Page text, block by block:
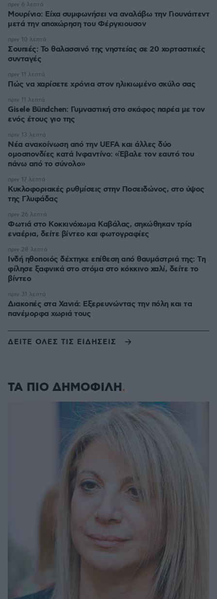
Μουρίνιο: Είχα συμφωνήσει να αναλάβω την Γιουνάιτεντ
μετά την αποχώρηση του Φέργκιουσον
πριν 6 λεπτά
Σουπιές: Το θαλασσινό της νηστείας σε 20 χορταστικές
συνταγές
πριν 10 λεπτά
Πώς να χαρίσετε χρόνια στον ηλικιωμένο σκύλο σας
πριν 11 λεπτά
Gisele Bündchen: Γυμναστική στο σκάφος παρέα με τον
ενός έτους γιο της
πριν 11 λεπτά
Νέα ανακοίνωση από την UEFA και άλλες δύο
ομοσπονδίες κατά Ινφαντίνο: «Έβαλε τον εαυτό του
πάνω από το σύνολο»
πριν 13 λεπτά
Κυκλοφοριακές ρυθμίσεις στην Ποσειδώνος, στο ύψος
της Γλυφάδας
πριν 17 λεπτά
Φωτιά στο Κοκκινόχωμα Καβάλας, σηκώθηκαν τρία
εναέρια, δείτε βίντεο και φωτογραφίες
πριν 26 λεπτά
Ινδή ηθοποιός δέχτηκε επίθεση από θαυμάστριά της: Τη
φίλησε ξαφνικά στο στόμα στο κόκκινο χαλί, δείτε το
βίντεο
πριν 28 λεπτά
Διακοπές στα Χανιά: Εξερευνώντας την πόλη και τα
πανέμορφα χωριά τους
πριν 31 λεπτά
ΔΕΙΤΕ ΟΛΕΣ ΤΙΣ ΕΙΔΗΣΕΙΣ
ΤΑ ΠΙΟ ΔΗΜΟΦΙΛΗ